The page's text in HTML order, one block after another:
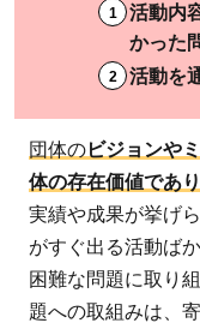
国約
5,000
箇所
「こ
も食
堂」
協働
2.1.2
認定
NPO
活動内
かった
活動を
団体のビジョンや
体の存在価値であ
実績や成果が挙げ
がすぐ出る活動ば
困難な問題に取り
題への取組みは、